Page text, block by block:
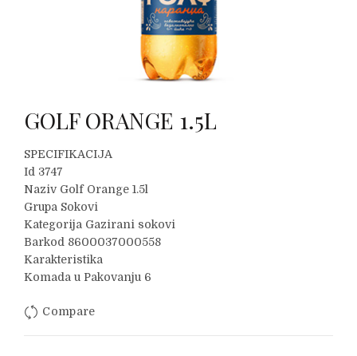
GOLF ORANGE 1.5L
SPECIFIKACIJA
Id 3747
Naziv Golf Orange 1.5l
Grupa Sokovi
Kategorija Gazirani sokovi
Barkod 8600037000558
Karakteristika
Komada u Pakovanju 6
Compare